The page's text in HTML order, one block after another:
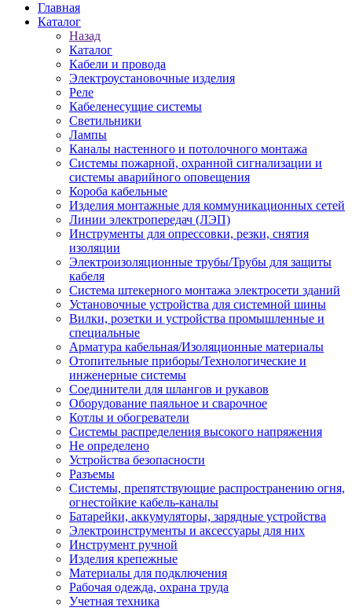
Главная
Каталог
Назад
Каталог
Кабели и провода
Электроустановочные изделия
Реле
Кабеленесущие системы
Светильники
Лампы
Каналы настенного и потолочного монтажа
Системы пожарной, охранной сигнализации и
системы аварийного оповещения
Короба кабельные
Изделия монтажные для коммуникационных сетей
Линии электропередач (ЛЭП)
Инструменты для опрессовки, резки, снятия
изоляции
Электроизоляционные трубы/Трубы для защиты
кабеля
Система штекерного монтажа электросети зданий
Установочные устройства для системной шины
Вилки, розетки и устройства промышленные и
специальные
Арматура кабельная/Изоляционные материалы
Отопительные приборы/Технологические и
инженерные системы
Соединители для шлангов и рукавов
Оборудование паяльное и сварочное
Котлы и обогреватели
Системы распределения высокого напряжения
Не определено
Устройства безопасности
Разъемы
Системы, препятствующие распространению огня,
огнестойкие кабель-каналы
Батарейки, аккумуляторы, зарядные устройства
Электроинструменты и аксессуары для них
Инструмент ручной
Изделия крепежные
Материалы для подключения
Рабочая одежда, охрана труда
Учетная техника